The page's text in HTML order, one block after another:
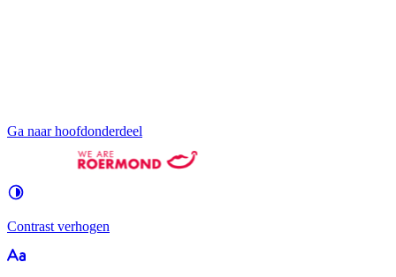
Ga naar hoofdonderdeel
Contrast verhogen